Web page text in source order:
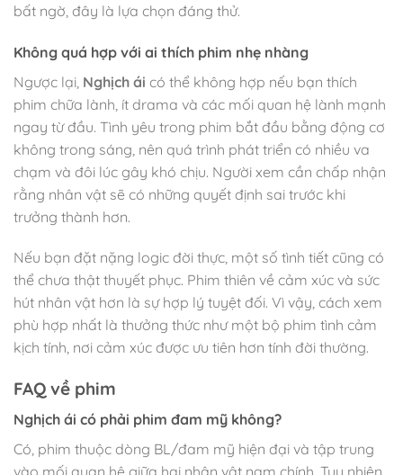
bất ngờ, đây là lựa chọn đáng thử.
Không quá hợp với ai thích phim nhẹ nhàng
Ngược lại, Nghịch ái có thể không hợp nếu bạn thích
phim chữa lành, ít drama và các mối quan hệ lành mạnh
ngay từ đầu. Tình yêu trong phim bắt đầu bằng động cơ
không trong sáng, nên quá trình phát triển có nhiều va
chạm và đôi lúc gây khó chịu. Người xem cần chấp nhận
rằng nhân vật sẽ có những quyết định sai trước khi
trưởng thành hơn.
Nếu bạn đặt nặng logic đời thực, một số tình tiết cũng có
thể chưa thật thuyết phục. Phim thiên về cảm xúc và sức
hút nhân vật hơn là sự hợp lý tuyệt đối. Vì vậy, cách xem
phù hợp nhất là thưởng thức như một bộ phim tình cảm
kịch tính, nơi cảm xúc được ưu tiên hơn tính đời thường.
FAQ về phim
Nghịch ái có phải phim đam mỹ không?
Có, phim thuộc dòng BL/đam mỹ hiện đại và tập trung
vào mối quan hệ giữa hai nhân vật nam chính. Tuy nhiên,